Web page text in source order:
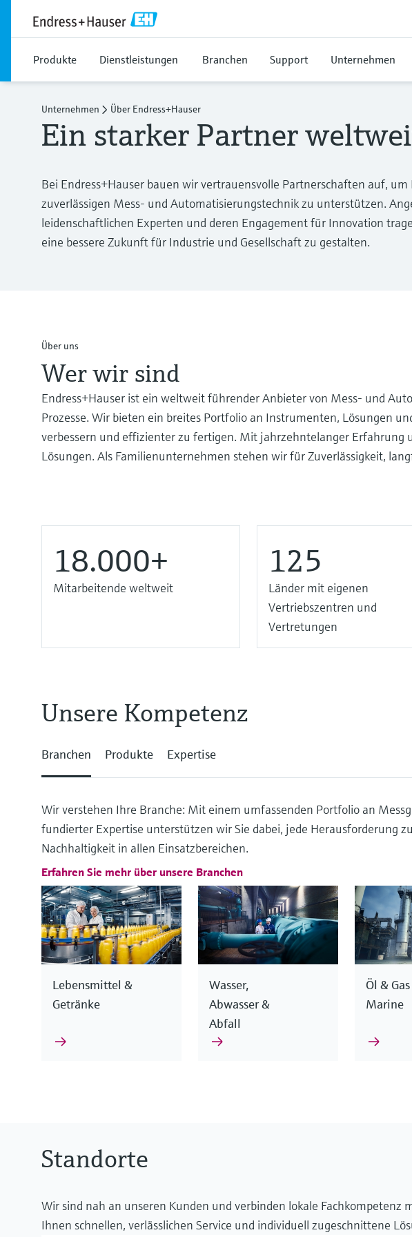
Produkte Dienstleistungen Branchen Support Unternehmen
Unternehmen Über Endress+Hauser
Ein starker Partner
Bei Endress+Hauser bauen wir vertrauensvolle Partnerschaften auf,
zuverlässigen Mess- und Automatisierungstechnik zu unterstützen.
leidenschaftlichen Experten und deren Engagement für Innovation
eine bessere Zukunft für Industrie und Gesellschaft zu gestalten.
Über uns
Wer wir sind
Endress+Hauser ist ein weltweit führender Anbieter von Mess- und
Prozesse. Wir bieten ein breites Portfolio an Instrumenten, Lösungen
verbessern und effizienter zu fertigen. Mit jahrzehntelanger Erfahrung
Lösungen. Als Familienunternehmen stehen wir für Zuverlässigkeit,
18.000+
Mitarbeitende weltweit
125
Länder mit eigenen
Vertriebszentren und
Vertretungen
Unsere Kompetenz
Branchen Produkte Expertise
Wir verstehen Ihre Branche: Mit einem umfassenden Portfolio an
fundierter Expertise unterstützen wir Sie dabei, jede Herausforderung
Nachhaltigkeit in allen Einsatzbereichen.
Erfahren Sie mehr über unsere Branchen
Lebensmittel &
Getränke
Wasser,
Abwasser &
Abfall
Öl &
Marine
Erfahren Sie mehr über unsere Expertise
Standorte
Wir sind nah an unseren Kunden und verbinden lokale
Ihnen schnellen, verlässlichen Service und individuell zugeschnittene